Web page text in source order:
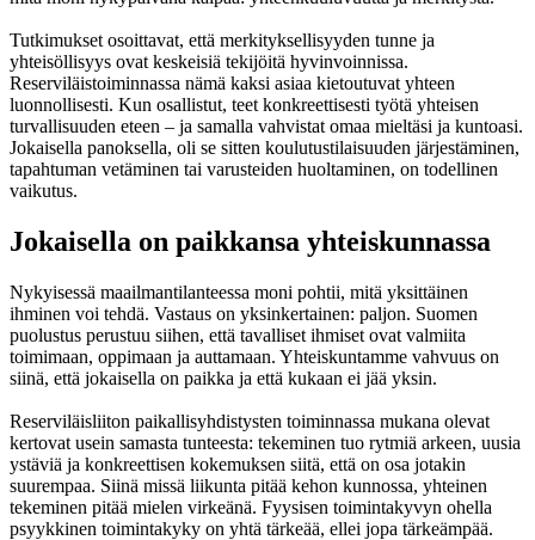
Tutkimukset osoittavat, että merkityksellisyyden tunne ja
yhteisöllisyys ovat keskeisiä tekijöitä hyvinvoinnissa.
Reserviläistoiminnassa nämä kaksi asiaa kietoutuvat yhteen
luonnollisesti. Kun osallistut, teet konkreettisesti työtä yhteisen
turvallisuuden eteen – ja samalla vahvistat omaa mieltäsi ja kuntoasi.
Jokaisella panoksella, oli se sitten koulutustilaisuuden järjestäminen,
tapahtuman vetäminen tai varusteiden huoltaminen, on todellinen
vaikutus.
Jokaisella on paikkansa yhteiskunnassa
Nykyisessä maailmantilanteessa moni pohtii, mitä yksittäinen
ihminen voi tehdä. Vastaus on yksinkertainen: paljon. Suomen
puolustus perustuu siihen, että tavalliset ihmiset ovat valmiita
toimimaan, oppimaan ja auttamaan. Yhteiskuntamme vahvuus on
siinä, että jokaisella on paikka ja että kukaan ei jää yksin.
Reserviläisliiton paikallisyhdistysten toiminnassa mukana olevat
kertovat usein samasta tunteesta: tekeminen tuo rytmiä arkeen, uusia
ystäviä ja konkreettisen kokemuksen siitä, että on osa jotakin
suurempaa. Siinä missä liikunta pitää kehon kunnossa, yhteinen
tekeminen pitää mielen virkeänä. Fyysisen toimintakyvyn ohella
psyykkinen toimintakyky on yhtä tärkeää, ellei jopa tärkeämpää.